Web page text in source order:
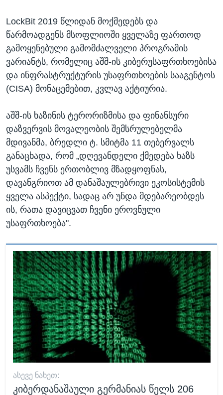
LockBit 2019 წლიდან მოქმედებს და
წარმოადგენს მსოფლიოში ყველაზე ფართოდ
გამოყენებული გამომძალველი პროგრამის
ვარიანტს, რომელიც აშშ-ის კიბერუსაფრთხოებისა
და ინფრასტრუქტურის უსაფრთხოების სააგენტოს
(CISA) მონაცემებით, კვლავ აქტიურია.
აშშ-ის ხაზინის ტერორიზმისა და ფინანსური
დაზვერვის მოვალეობის შემსრულებელმა
მდივანმა, ბრედლი ტ. სმიტმა 11 თებერვალს
განაცხადა, რომ „დღევანდელი ქმედება ხაზს
უსვამს ჩვენს ერთობლივ მზადყოფნას,
დავანგრიოთ ამ დანაშაულებრივი ეკოსისტემის
ყველა ასპექტი, სადაც არ უნდა მდებარეობდეს
ის, რათა დავიცვათ ჩვენი ეროვნული
უსაფრთხოება".
ᲐᲡᲔᲕᲔ ᲜᲐᲮᲔᲗ:
კიბერდანაშაული გერმანიას წელს 206